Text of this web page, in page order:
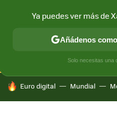
CONECTIVIDAD MÓVIL Y
HOY SE HABLA DE
Euro digital Mundial
Ya puedes ver más de
Añádenos
Solo necesitas una